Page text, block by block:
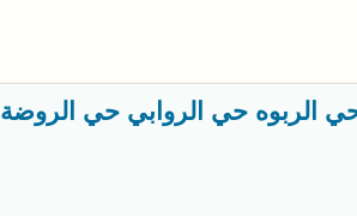
حي الروابي حي الروضة 0503559450